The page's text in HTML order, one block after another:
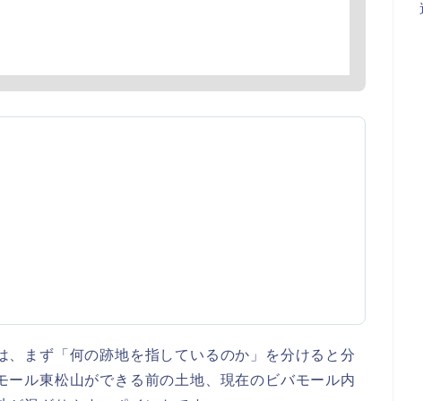
まず「何の跡地を指しているのか」を分けると分
ル東松山ができる前の土地、現在のビバモール内